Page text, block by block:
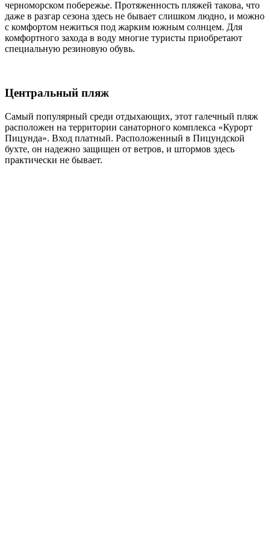
черноморском побережье. Протяженность пляжей такова, что
даже в разгар сезона здесь не бывает слишком людно, и можно
с комфортом нежиться под жарким южным солнцем. Для
комфортного захода в воду многие туристы приобретают
специальную резиновую обувь.
Центральный пляж
Самый популярный среди отдыхающих, этот галечный пляж
расположен на территории санаторного комплекса «Курорт
Пицунда». Вход платный. Расположенный в Пицундской
бухте, он надежно защищен от ветров, и штормов здесь
практически не бывает.